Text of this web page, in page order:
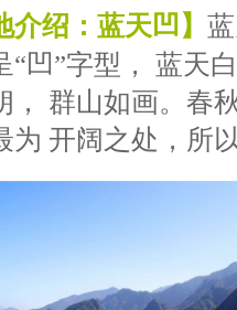
介绍：蓝天凹】
“凹”字型， 蓝天
， 群山如画。春
为 开阔之处，所